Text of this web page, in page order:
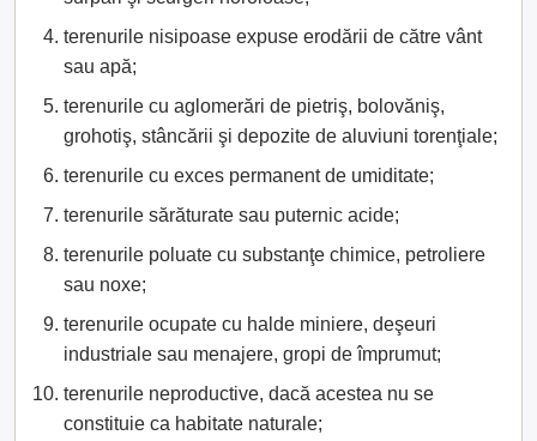
terenurile nisipoase expuse erodării de către vânt
sau apă;
terenurile cu aglomerări de pietriş, bolovăniş,
grohotiş, stâncării şi depozite de aluviuni torenţiale;
terenurile cu exces permanent de umiditate;
terenurile sărăturate sau puternic acide;
terenurile poluate cu substanţe chimice, petroliere
sau noxe;
terenurile ocupate cu halde miniere, deşeuri
industriale sau menajere, gropi de împrumut;
terenurile neproductive, dacă acestea nu se
constituie ca habitate naturale;